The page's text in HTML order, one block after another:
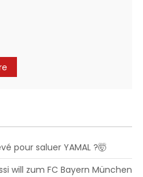
pour saluer YAMAL ?🤯
will zum FC Bayern München